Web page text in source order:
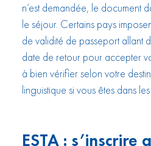
n’est demandée, le document
le séjour. Certains pays
de validité de passeport allant
date de retour pour accepter
à bien vérifier selon votre
linguistique si vous êtes dans
ESTA : s’inscrire